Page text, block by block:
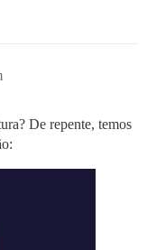
De repente, temos